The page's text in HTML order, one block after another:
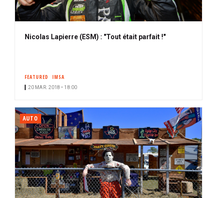
Nicolas Lapierre (ESM) : "Tout était parfait !"
FEATURED IMSA
20 MAR. 2018 • 18:00
AUTO